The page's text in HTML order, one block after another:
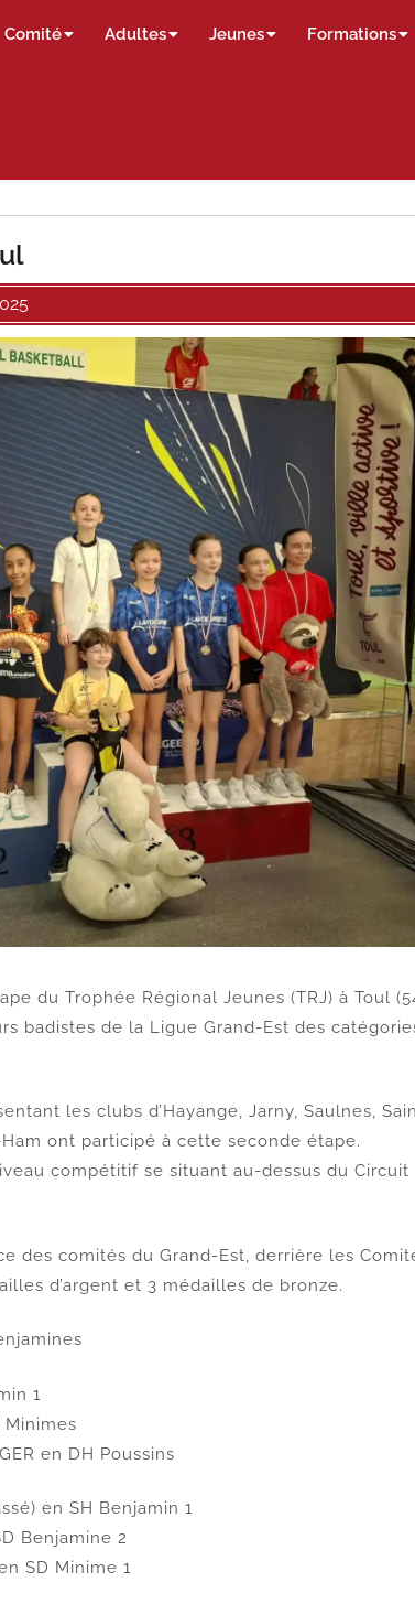
Comité Adultes Jeunes Formations
du Trophée Régional Jeunes (TRJ) à Toul
badistes de la Ligue Grand-Est des
les clubs d’Hayange, Jarny, Saulnes,
ont participé à cette seconde étape.
compétitif se situant au-dessus du Circuit
des comités du Grand-Est, derrière les
d’argent et 3 médailles de bronze.
1
Minimes
en DH Poussins
en SH Benjamin 1
Benjamine 2
SD Minime 1